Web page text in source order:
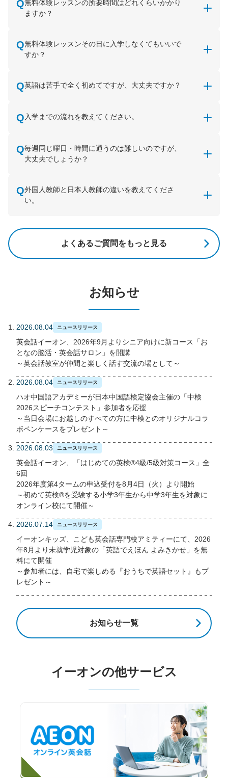
無料体験レッスンの所要時間はどれくらいかかり
ますか？
無料体験レッスンその日に入学しなくてもいいで
すか？
英語は苦手で全く初めてですが、大丈夫ですか？
入学までの流れを教えてください。
毎週同じ曜日・時間に通うのは難しいのですが、
大丈夫でしょうか？
外国人教師と日本人教師の違いを教えてくださ
い。
よくあるご質問をもっと見る
お知らせ
2026.08.04 ニュースリリース
英会話イーオン、2026年9月よりシニア向けに新コース「お
となの脳活・英会話サロン」を開講
～英会話教室が仲間と楽しく話す交流の場として～
2026.08.04 ニュースリリース
ハオ中国語アカデミーが日本中国語検定協会主催の「中検
2026スピーチコンテスト」参加者を応援
～当日会場にお越しのすべての方に中検とのオリジナルコラ
ボペンケースをプレゼント～
2026.08.03 ニュースリリース
英会話イーオン、「はじめての英検®4級/5級対策コース」全
6回
2026年度第4タームの申込受付を8月4日（火）より開始
～初めて英検®を受験する小学3年生から中学3年生を対象に
オンライン校にて開催～
2026.07.14 ニュースリリース
イーオンキッズ、こども英会話専門校アミティーにて、2026
年8月より未就学児対象の「英語でえほん よみきかせ」を無
料にて開催
～参加者には、自宅で楽しめる『おうちで英語セット』もプ
レゼント～
お知らせ一覧
イーオンの他サービス